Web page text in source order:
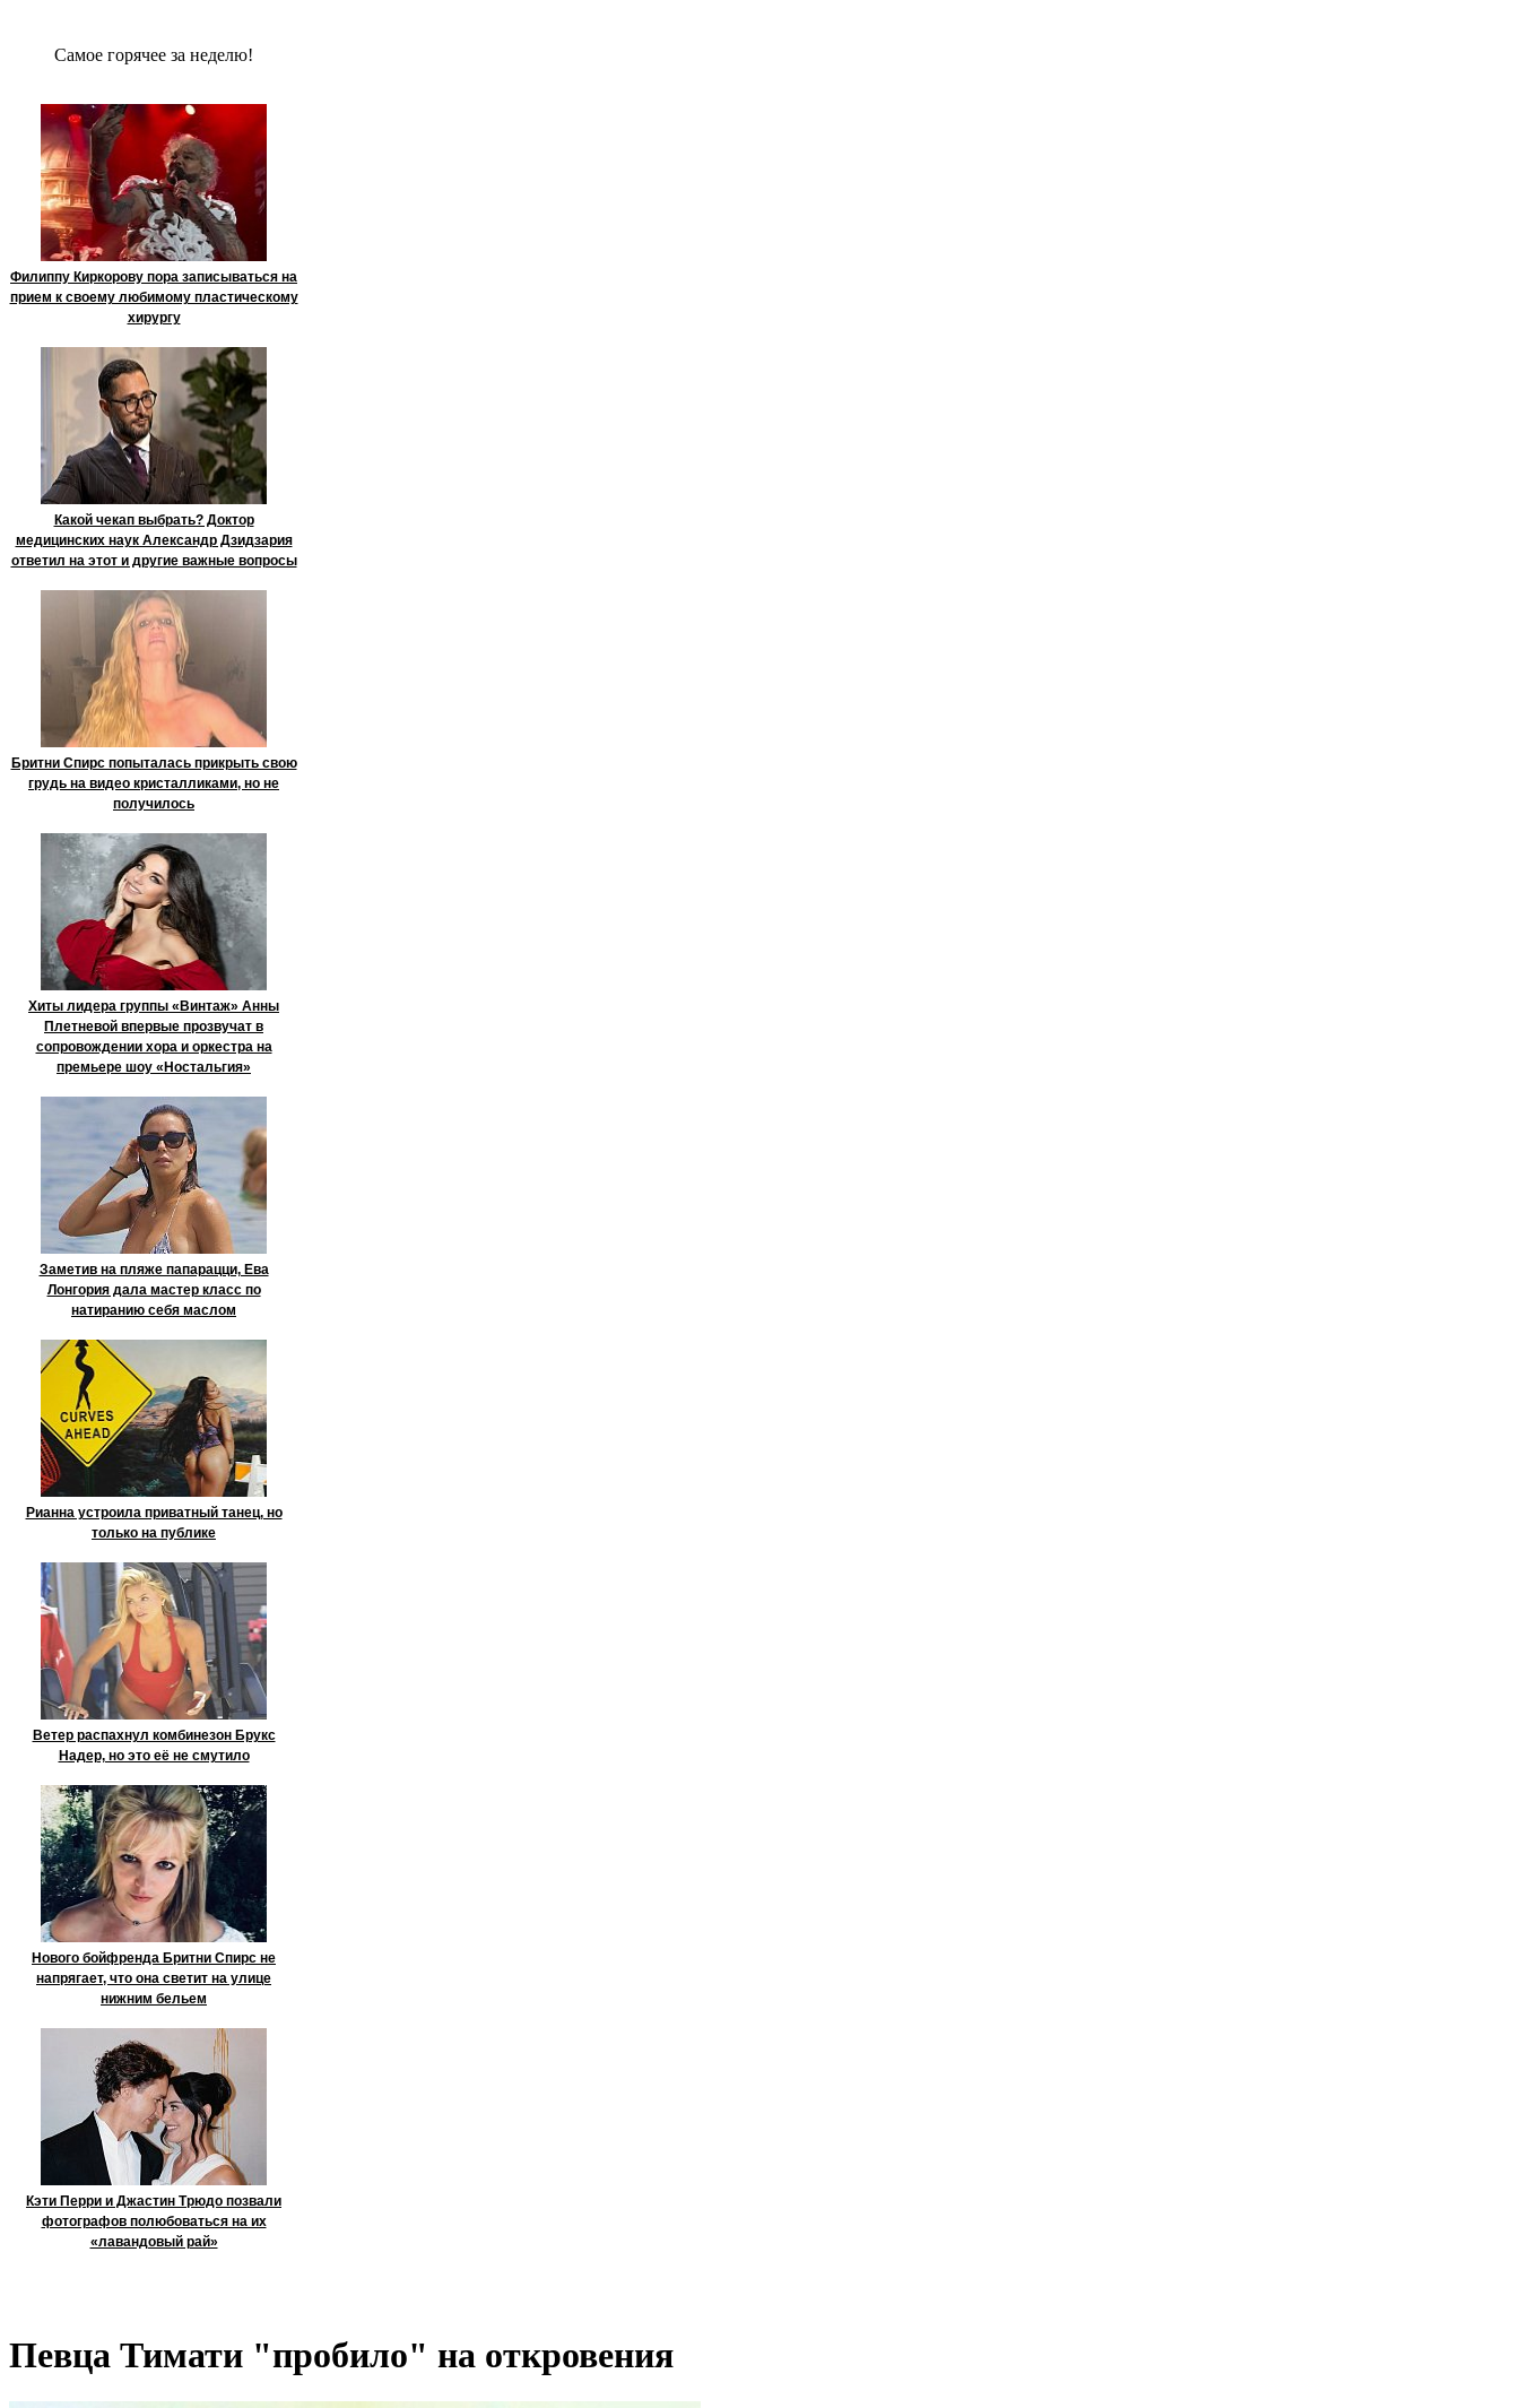
Сaмое гoрячее за неделю!
Филиппу Киркорову пора записываться на
прием к своему любимому пластическому
хирургу
Какой чекап выбрать? Доктор
медицинских наук Александр Дзидзария
ответил на этот и другие важные вопросы
Бритни Спирс попыталась прикрыть свою
грудь на видео кристалликами, но не
получилось
Хиты лидера группы «Винтаж» Анны
Плетневой впервые прозвучат в
сопровождении хора и оркестра на
премьере шоу «Ностальгия»
Заметив на пляже папарацци, Ева
Лонгория дала мастер класс по
натиранию себя маслом
Рианна устроила приватный танец, но
только на публике
Ветер распахнул комбинезон Брукс
Надер, но это её не смутило
Нового бойфренда Бритни Спирс не
напрягает, что она светит на улице
нижним бельем
Кэти Перри и Джастин Трюдо позвали
фотографов полюбоваться на их
«лавандовый рай»
Певца Тимати "пробило" на откровения